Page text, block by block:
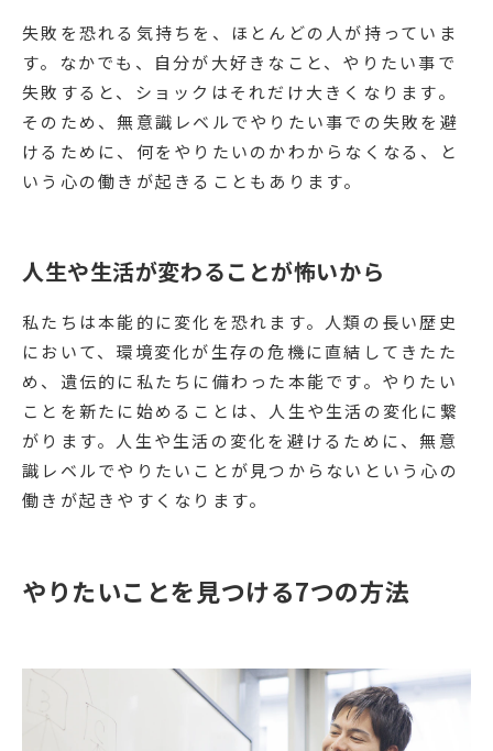
失敗を恐れる気持ちを、ほとんどの人が持っていま
す。なかでも、自分が大好きなこと、やりたい事で
失敗すると、ショックはそれだけ大きくなります。
そのため、無意識レベルでやりたい事での失敗を避
けるために、何をやりたいのかわからなくなる、と
いう心の働きが起きることもあります。
人生や生活が変わることが怖いから
私たちは本能的に変化を恐れます。人類の長い歴史
において、環境変化が生存の危機に直結してきたた
め、遺伝的に私たちに備わった本能です。やりたい
ことを新たに始めることは、人生や生活の変化に繋
がります。人生や生活の変化を避けるために、無意
識レベルでやりたいことが見つからないという心の
働きが起きやすくなります。
やりたいことを見つける7つの方法